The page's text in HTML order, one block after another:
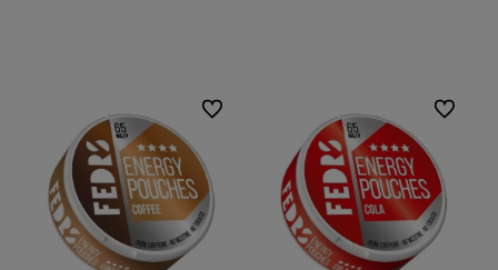
Do ulubionych Do